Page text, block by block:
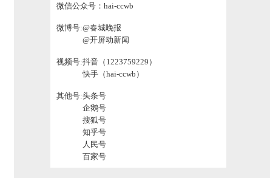
微信公众号：hai-ccwb
微博号:@春城晚报
@开屏动新闻
视频号:抖音（1223759229）
快手（hai-ccwb）
其他号:头条号
企鹅号
搜狐号
知乎号
人民号
百家号